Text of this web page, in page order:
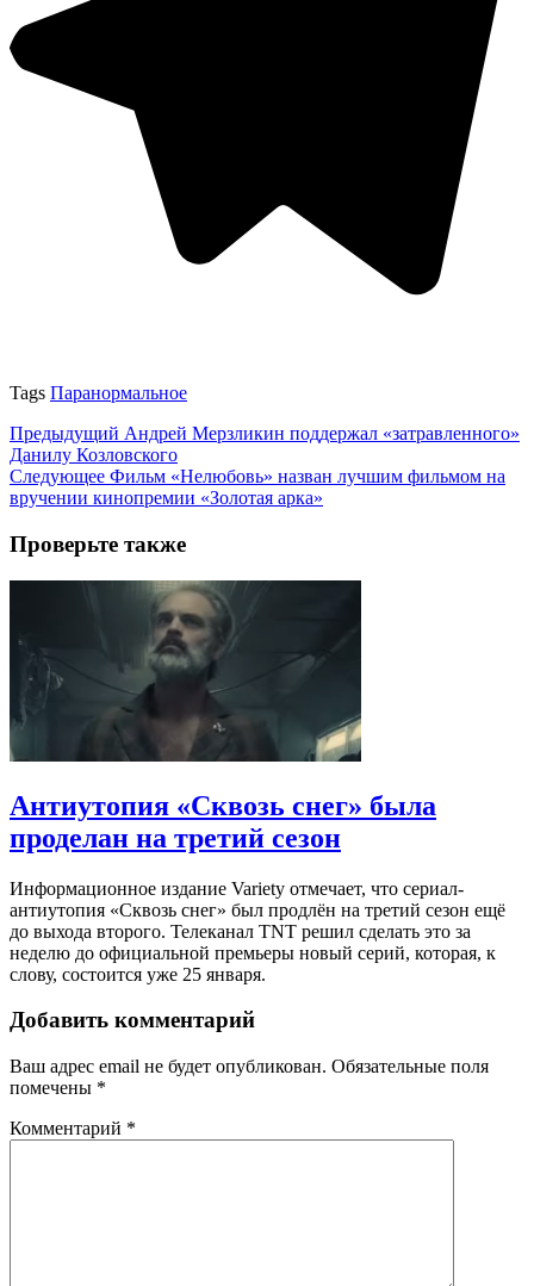
Tags Паранормальное
Предыдущий Андрей Мерзликин поддержал «затравленного»
Данилу Козловского
Следующее Фильм «Нелюбовь» назван лучшим фильмом на
вручении кинопремии «Золотая арка»
Проверьте также
Антиутопия «Сквозь снег» была
проделан на третий сезон
Информационное издание Variety отмечает, что сериал-
антиутопия «Сквозь снег» был продлён на третий сезон ещё
до выхода второго. Телеканал TNT решил сделать это за
неделю до официальной премьеры новый серий, которая, к
слову, состоится уже 25 января.
Добавить комментарий
Ваш адрес email не будет опубликован. Обязательные поля
помечены *
Комментарий *